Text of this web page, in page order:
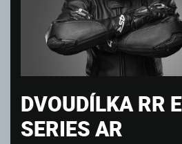
DVOUDÍLKA RR
SERIES AR